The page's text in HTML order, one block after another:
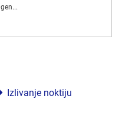
gen...
Izlivanje noktiju